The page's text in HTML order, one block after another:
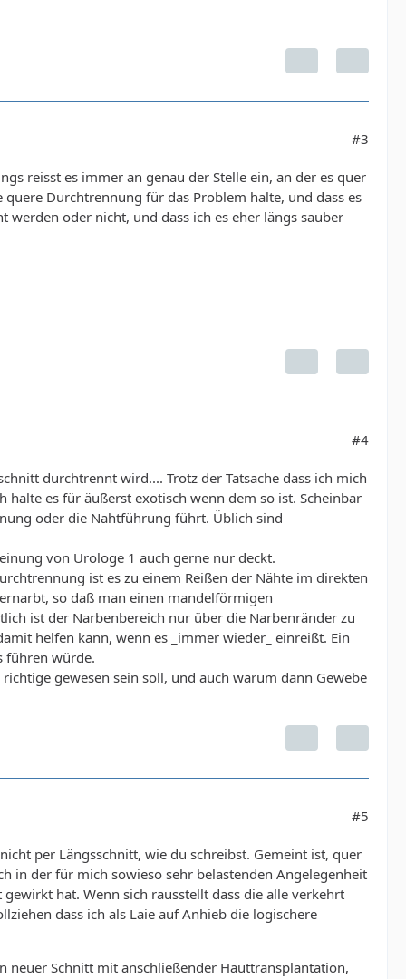
#3
reisst es immer an genau der Stelle ein, an der es quer
Durchtrennung für das Problem halte, und dass es
werden oder nicht, und dass ich es eher längs sauber
#4
durchtrennt wird.... Trotz der Tatsache dass ich mich
es für äußerst exotisch wenn dem so ist. Scheinbar
oder die Nahtführung führt. Üblich sind
von Urologe 1 auch gerne nur deckt.
ist es zu einem Reißen der Nähte im direkten
so daß man einen mandelförmigen
ist der Narbenbereich nur über die Narbenränder zu
helfen kann, wenn es _immer wieder_ einreißt. Ein
führen würde.
gewesen sein soll, und auch warum dann Gewebe
#5
per Längsschnitt, wie du schreibst. Gemeint ist, quer
in der für mich sowieso sehr belastenden Angelegenheit
hat. Wenn sich rausstellt dass die alle verkehrt
dass ich als Laie auf Anhieb die logischere
neuer Schnitt mit anschließender Hauttransplantation,